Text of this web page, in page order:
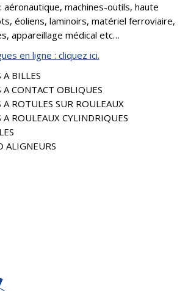
machines-outils, haute
éoliens, laminoirs, matériel ferroviaire,
appareillage médical etc…
en ligne : cliquez ici.
BILLES
A CONTACT OBLIQUES
ROTULES SUR ROULEAUX
ROULEAUX CYLINDRIQUES
ALIGNEURS